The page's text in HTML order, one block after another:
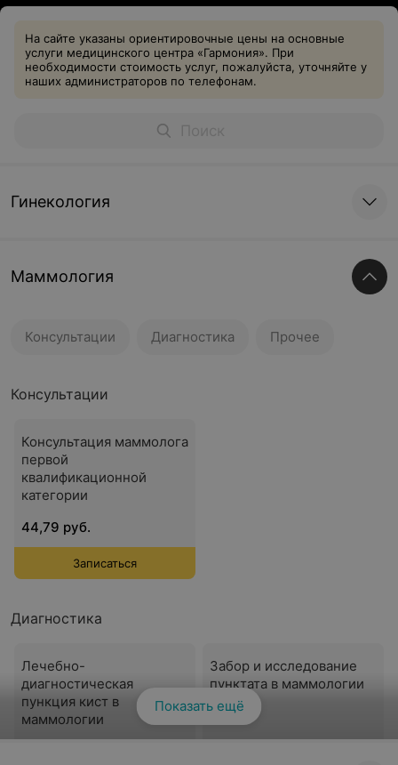
На сайте указаны ориентировочные цены на основные
услуги медицинского центра «Гармония». При
необходимости стоимость услуг, пожалуйста, уточняйте у
наших администраторов по телефонам.
Гинекология
Маммология
Консультации Диагностика Прочее
Консультации
Консультация маммолога
первой
квалификационной
категории
44,79 руб.
Записаться
Диагностика
Лечебно-
диагностическая
пункция кист в
маммологии
Забор и исследование
пунктата в маммологии
Показать ещё